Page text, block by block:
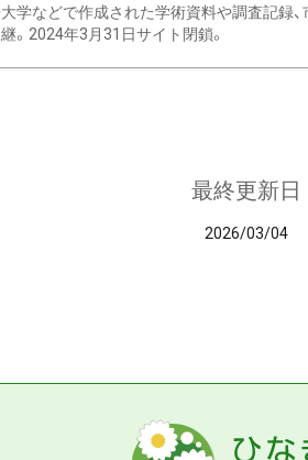
学などで作成された学術資料や調査記録
。2024年3月31日サイト閉鎖。
最終更新日
2026/03/04